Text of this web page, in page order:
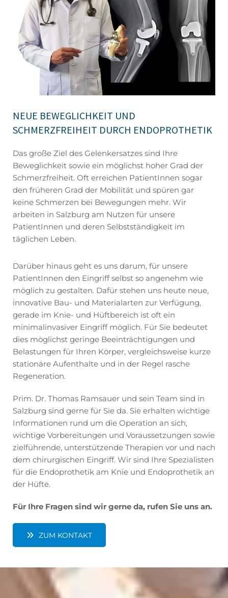
NEUE BEWEGLICHKEIT UND
SCHMERZFREIHEIT DURCH ENDOPROTHETIK
Das große Ziel des Gelenkersatzes sind Ihre
Beweglichkeit sowie ein möglichst hoher Grad der
Schmerzfreiheit. Oft erreichen PatientInnen sogar
den früheren Grad der Mobilität und spüren gar
keine Schmerzen bei Bewegungen mehr. Wir
arbeiten in Salzburg am Nutzen für unsere
PatientInnen und deren Selbstständigkeit im
täglichen Leben.
Darüber hinaus geht es uns darum, für unsere
PatientInnen den Eingriff selbst so angenehm wie
möglich zu gestalten. Dafür stehen uns heute neue,
innovative Bau- und Materialarten zur Verfügung,
gerade im Knie- und Hüftbereich ist oft ein
minimalinvasiver Eingriff möglich. Für Sie bedeutet
dies möglichst geringe Beeinträchtigungen und
Belastungen für Ihren Körper, vergleichsweise kurze
stationäre Aufenthalte und in der Regel rasche
Regeneration.
Prim. Dr. Thomas Ramsauer und sein Team sind in
Salzburg sind gerne für Sie da. Sie erhalten wichtige
Informationen rund um die Operation an sich,
wichtige Vorbereitungen und Voraussetzungen sowie
zielführende, unterstützende Therapien vor und nach
dem chirurgischen Eingriff. Wir sind Ihre Spezialisten
für die Endoprothetik am Knie und Endoprothetik an
der Hüfte.
Für Ihre Fragen sind wir gerne da, rufen Sie uns an.
ZUM KONTAKT